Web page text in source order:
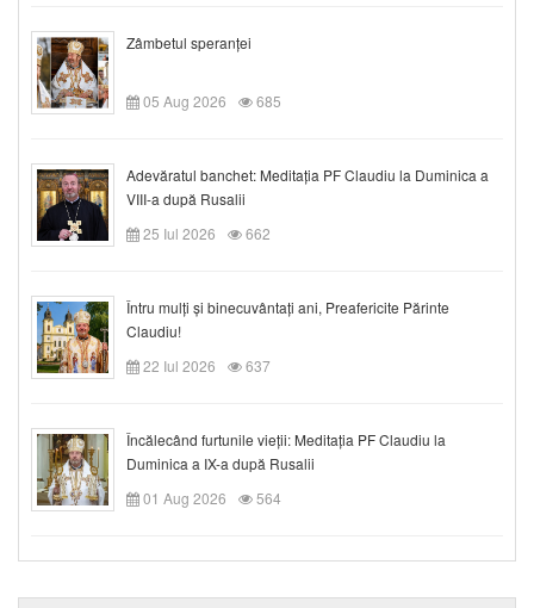
Zâmbetul speranței
05 Aug 2026 685
Adevăratul banchet: Meditația PF Claudiu la Duminica a
VIII-a după Rusalii
25 Iul 2026
662
Întru mulți și binecuvântați ani, Preafericite Părinte
Claudiu!
22 Iul 2026
637
Încălecând furtunile vieții: Meditația PF Claudiu la
Duminica a IX-a după Rusalii
01 Aug 2026
564